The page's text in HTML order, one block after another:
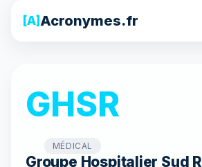
[A]Acronymes.fr
GHSR
MÉDICAL
Groupe Hospitalier Sud